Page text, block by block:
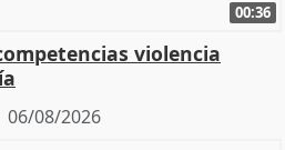
00:36
violencia
06/08/2026